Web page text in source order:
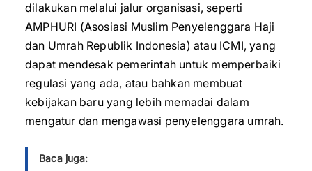
dilakukan melalui jalur organisasi, seperti
AMPHURI (Asosiasi Muslim Penyelenggara Haji
dan Umrah Republik Indonesia) atau ICMI, yang
dapat mendesak pemerintah untuk memperbaiki
regulasi yang ada, atau bahkan membuat
kebijakan baru yang lebih memadai dalam
mengatur dan mengawasi penyelenggara umrah.
Baca juga: